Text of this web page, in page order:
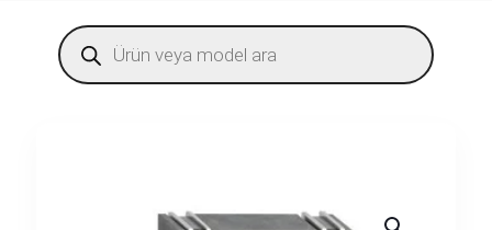
Products
search